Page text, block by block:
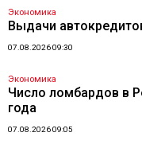
Экономика
Выдачи
07.08.2026 09:30
Экономика
Число ломбардов в
года
07.08.2026 09:05